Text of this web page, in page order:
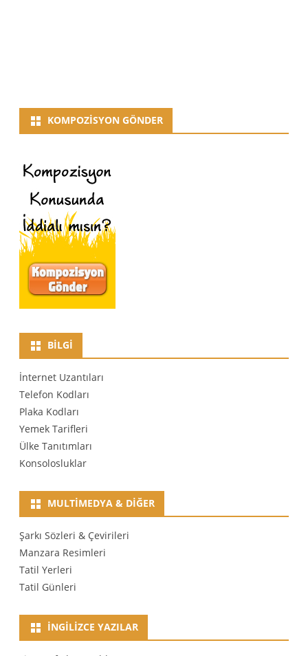
KOMPOZISYON GÖNDER
BILGI
İnternet Uzantıları
Telefon Kodları
Plaka Kodları
Yemek Tarifleri
Ülke Tanıtımları
Konsolosluklar
MULTIMEDYA & DIĞER
Şarkı Sözleri & Çevirileri
Manzara Resimleri
Tatil Yerleri
Tatil Günleri
İNGILIZCE YAZILAR